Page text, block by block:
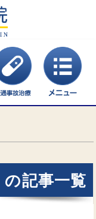
記事一覧